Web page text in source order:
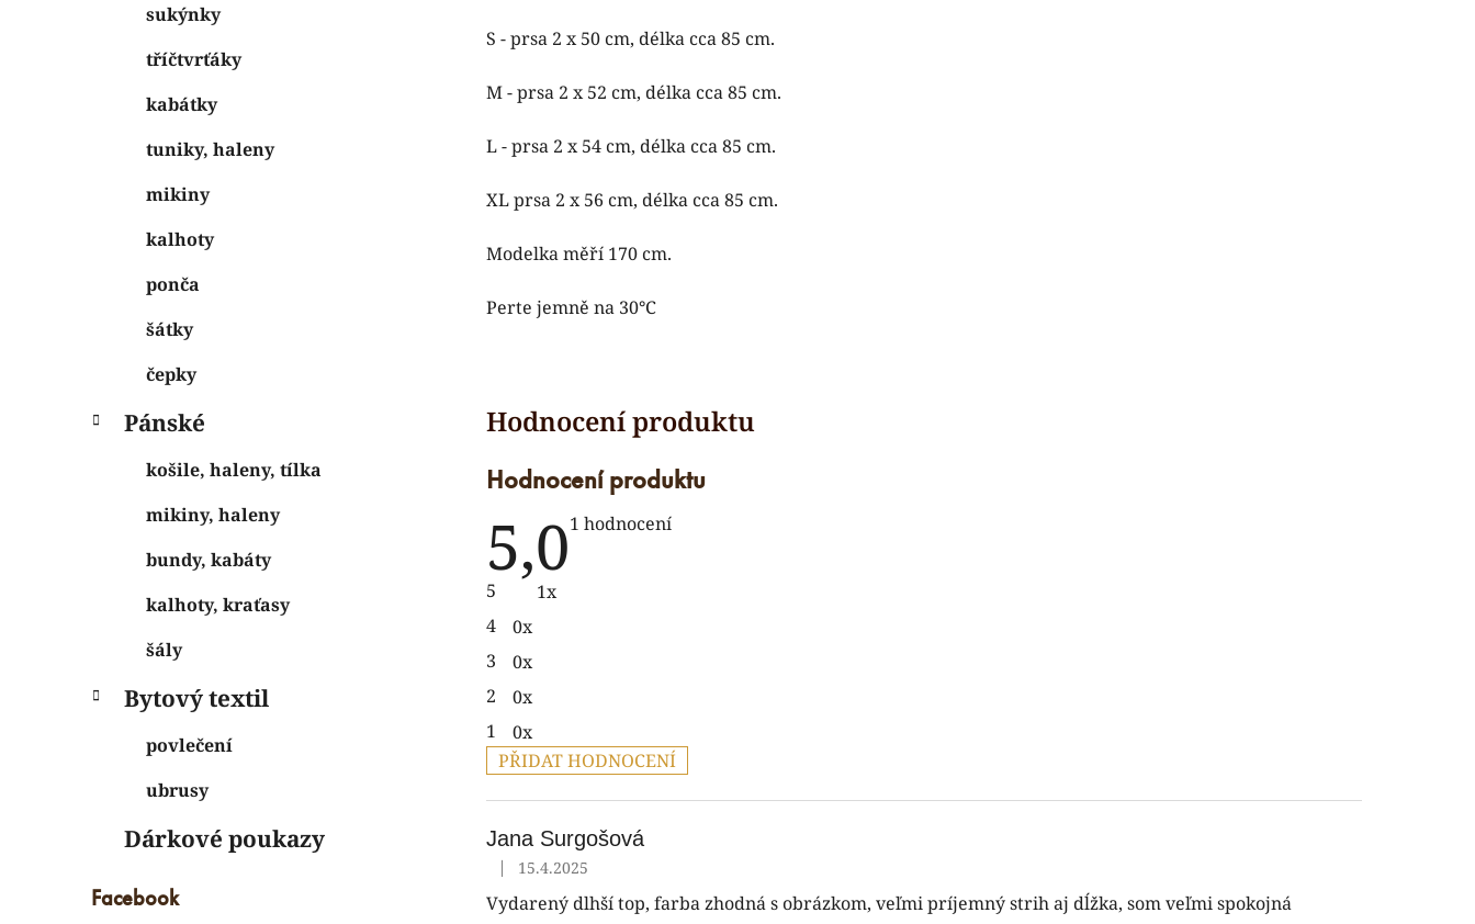
sukýnky
tříčtvrťáky
kabátky
tuniky, haleny
mikiny
kalhoty
ponča
šátky
čepky
Pánské
košile, haleny, tílka
mikiny, haleny
bundy, kabáty
kalhoty, kraťasy
šály
Bytový textil
povlečení
ubrusy
Dárkové poukazy
Facebook
S - prsa 2 x 50 cm, délka cca 85 cm.
M - prsa 2 x 52 cm, délka cca 85 cm.
L - prsa 2 x 54 cm, délka cca 85 cm.
XL prsa 2 x 56 cm, délka cca 85 cm.
Modelka měří 170 cm.
Perte jemně na 30°C
Hodnocení produktu
5,0Průměrné
1 hodnocení
5
1x
4
0x
3
0x
2
0x
1
0x
PŘIDAT HODNOCENÍ
p
h
Jana Surgošová
Hodnocení produktu je 5 z 5 hvězdiček.
| 15.4.2025
Vydarený dlhší top, farba zhodná s obrázkom, veľmi príjemný strih aj dĺžka, som veľmi spokojná